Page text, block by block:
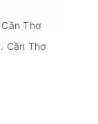
Thơ
Cần Thơ